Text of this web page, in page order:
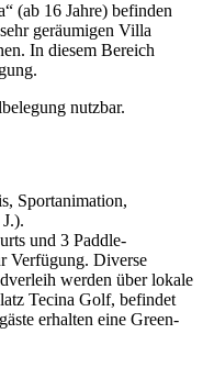
(ab 16 Jahre) befinden
geräumigen Villa
In diesem Bereich
nutzbar.
Sportanimation,
und 3 Paddle-
Verfügung. Diverse
werden über lokale
Tecina Golf, befindet
erhalten eine Green-